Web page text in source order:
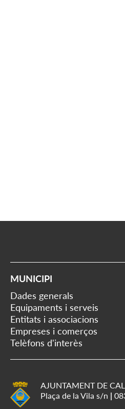
MUNICIPI
Dades generals
Equipaments i serveis
Entitats i associacions
Empreses i comerços
Telèfons d'interès
AJUNTAMENT DE
Plaça de la Vila s/n |